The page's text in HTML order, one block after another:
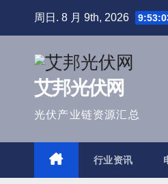
周日. 8 月 9th, 2026
艾邦光伏网
光伏产业链资源汇总
行业资讯